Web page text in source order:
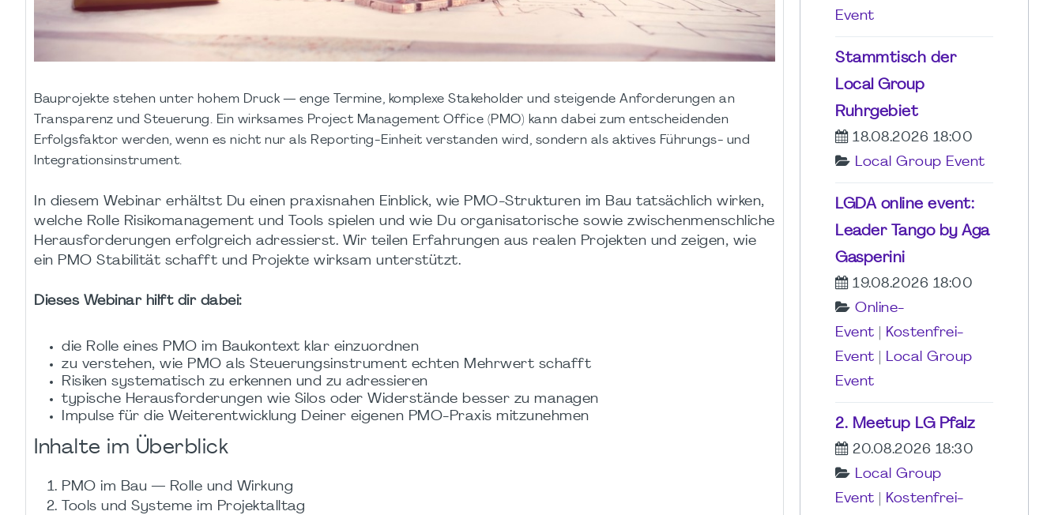
Bauprojekte stehen unter hohem Druck — enge Termine, komplexe Stakeholder und steigende Anforderungen an
Transparenz und Steuerung. Ein wirksames Project Management Office (PMO) kann dabei zum entscheidenden
Erfolgsfaktor werden, wenn es nicht nur als Reporting-Einheit verstanden wird, sondern als aktives Führungs- und
Integrationsinstrument.
In diesem Webinar erhältst Du einen praxisnahen Einblick, wie PMO-Strukturen im Bau tatsächlich wirken,
welche Rolle Risikomanagement und Tools spielen und wie Du organisatorische sowie zwischenmenschliche
Herausforderungen erfolgreich adressierst. Wir teilen Erfahrungen aus realen Projekten und zeigen, wie
ein PMO Stabilität schafft und Projekte wirksam unterstützt.
Dieses Webinar hilft dir dabei:
die Rolle eines PMO im Baukontext klar einzuordnen
zu verstehen, wie PMO als Steuerungsinstrument echten Mehrwert schafft
Risiken systematisch zu erkennen und zu adressieren
typische Herausforderungen wie Silos oder Widerstände besser zu managen
Impulse für die Weiterentwicklung Deiner eigenen PMO-Praxis mitzunehmen
Inhalte im Überblick
PMO im Bau — Rolle und Wirkung
Tools und Systeme im Projektalltag
Event
Stammtisch der
Local Group
Ruhrgebiet
18.08.2026 18:00
Local Group Event
LGDA online event:
Leader Tango by Aga
Gasperini
19.08.2026 18:00
Online-
Event
Kostenfrei-
Event
Local Group
Event
2. Meetup LG Pfalz
20.08.2026 18:30
Local Group
Event
Kostenfrei-